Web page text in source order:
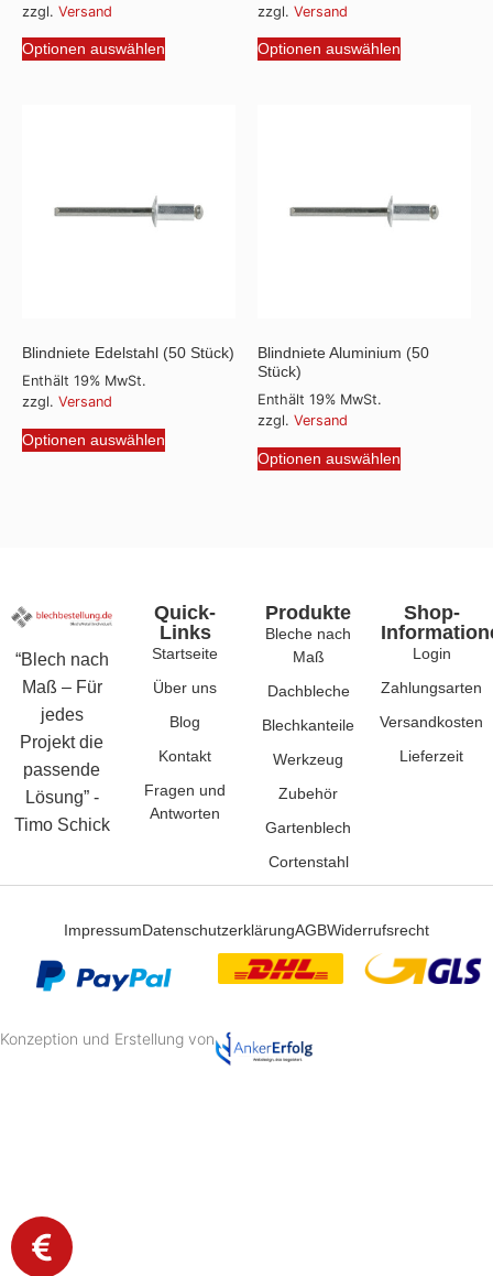
zzgl. Versand
Optionen auswählen
zzgl. Versand
Optionen auswählen
Blindniete Edelstahl (50 Stück)
Enthält 19% MwSt.
zzgl. Versand
Optionen auswählen
Blindniete Aluminium (50
Stück)
Enthält 19% MwSt.
zzgl. Versand
Optionen auswählen
“Blech nach
Maß – Für
jedes
Projekt die
passende
Lösung” -
Timo Schick
Quick-
Links
Startseite
Über uns
Blog
Kontakt
Fragen und
Antworten
Produkte
Bleche nach
Maß
Dachbleche
Blechkanteile
Werkzeug
Zubehör
Gartenblech
Cortenstahl
Shop-
Login
Zahlungsarten
Versandkosten
Lieferzeit
Konzeption und Erstellung von
ImpressumDatenschutzerklärungAGBWiderrufsrecht